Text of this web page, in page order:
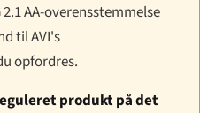
AA-overensstemmelse
til AVI's
opfordres.
produkt på det